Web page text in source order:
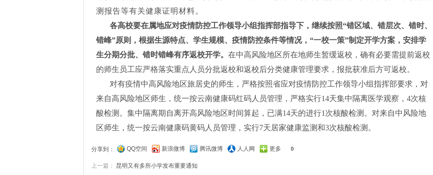
测报告等有关健康证明材料。
各高校要在属地应对疫情防控工作领导小组指挥部指导下，继续按照“错区域、错层次、错时、
错峰”原则，根据生源特点、学生规模、疫情防控条件等情况，“一校一策”制定开学方案，安排学
生分期分批、错时错峰有序返校开学。 在中高风险地区所在地师生暂缓返校，确有必要需提前返校
的师生员工应严格落实重点人员分批返校和返校后分类健康管理要求，报批获准后方可返校。
对有疫情中高风险地区旅居史的师生，严格按照省应对疫情防控工作领导小组指挥部要求，对
来自高风险地区师生，统一按云南健康码红码人员管理，严格实行14天集中隔离医学观察，4次核
酸检测。集中隔离期自离开高风险地区时间算起，已满14天的进行1次核酸检测。对来自中风险地
区师生，统一按云南健康码黄码人员管理，实行7天居家健康监测和3次核酸检测。
分享到： QQ空间 新浪微博 腾讯微博 人人网 更多 0
上一篇： 昆明又有多所小学发布重要通知